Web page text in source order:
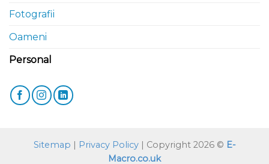
Fotografii
Oameni
Personal
Sitemap | Privacy Policy| Copyright 2026 © E-
Macro.co.uk